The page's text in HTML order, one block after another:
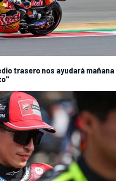
trasero nos ayudará mañana